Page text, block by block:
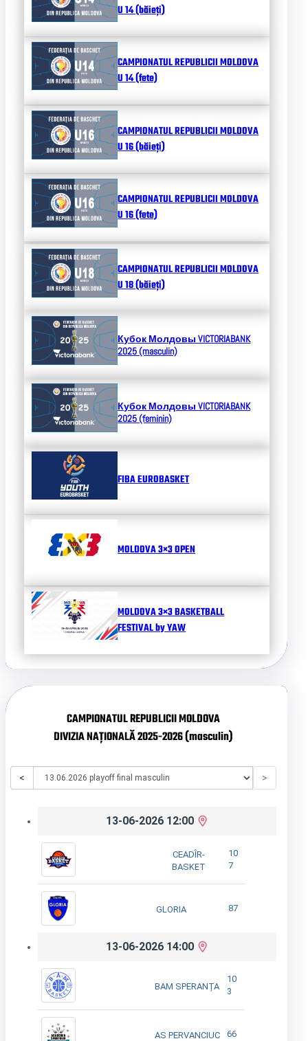
U 14 (băieți)
CAMPIONATUL REPUBLICII MOLDOVA
U 14 (fete)
CAMPIONATUL REPUBLICII MOLDOVA
U 16 (băieți)
CAMPIONATUL REPUBLICII MOLDOVA
U 16 (fete)
CAMPIONATUL REPUBLICII MOLDOVA
U 18 (băieți)
Кубок МолдовыVICTORIABANK
2025 (masculin)
Кубок МолдовыVICTORIABANK
2025 (feminin)
FIBA EUROBASKET
MOLDOVA 3×3 OPEN
MOLDOVA 3×3 BASKETBALL
FESTIVAL by YAW
CAMPIONATUL REPUBLICII MOLDOVA
DIVIZIA NAȚIONALĂ 2025-2026 (masculin)
< >
13-06-2026 12:00
CEADÎR-
BASKET
10
7
GLORIA 87
13-06-2026 14:00
BAM SPERANȚA
10
3
AS PERVANCIUC 66